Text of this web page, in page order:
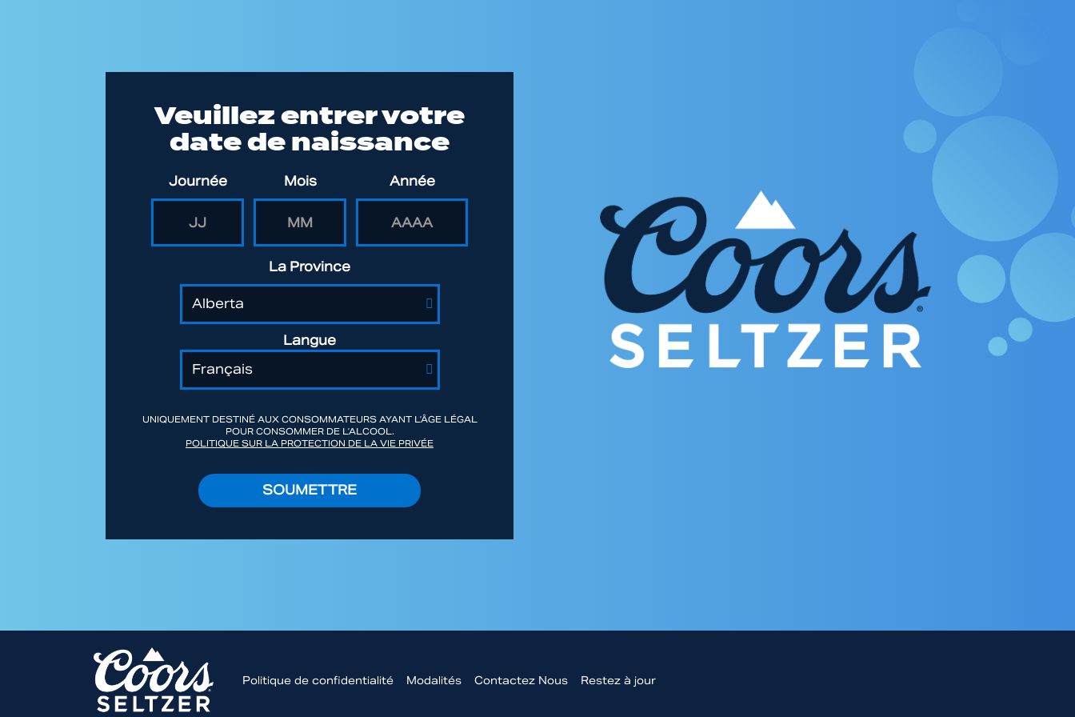
Veuillez entrer votre
date de naissance
Date de naissance
Journée Mois Année
La Province
Langue
UNIQUEMENT DESTINÉ AUX CONSOMMATEURS AYANT L’ÂGE LÉGAL
POUR CONSOMMER DE L’ALCOOL.
POLITIQUE SUR LA PROTECTION DE LA VIE PRIVÉE
SOUMETTRE
Footer
Politique de confidentialité Modalités Contactez Nous Restez à jour